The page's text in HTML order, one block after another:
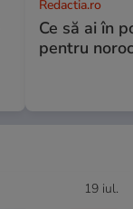
Redactia.ro
Ce să ai în
pentru
19 iul.